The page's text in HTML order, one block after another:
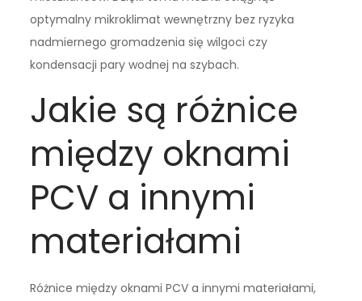
optymalny mikroklimat wewnętrzny bez ryzyka
nadmiernego gromadzenia się wilgoci czy
kondensacji pary wodnej na szybach.
Jakie są różnice
między oknami
PCV a innymi
materiałami
Różnice między oknami PCV a innymi materiałami,